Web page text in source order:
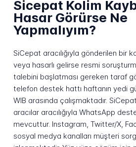
Sicepat Kolim
Hasar Görürse Ne
Yapmalıyım?
SiCepat aracılığıyla gönderilen bir
veya hasarlı gelirse resmi
talebini başlatması gereken taraf
telefon destek hattı haftanın yedi
WIB arasında çalışmaktadır.
aracılar aracılığıyla WhatsApp
mevcuttur. Instagram, Twitter/X,
sosyal medya kanalları müşteri